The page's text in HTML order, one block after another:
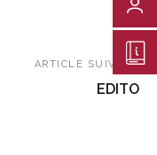
ARTICLE SUIVANT
EDITO